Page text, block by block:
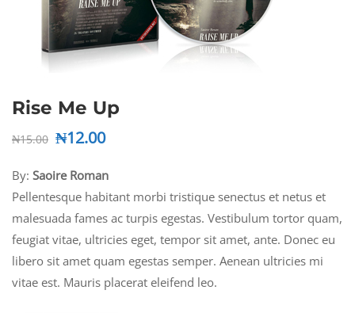
Rise Me Up
₦15.00 Original
was:
₦15.00.
₦12.00Current
is:
₦12.00.
By: Saoire Roman
Pellentesque habitant morbi tristique senectus et netus et
malesuada fames ac turpis egestas. Vestibulum tortor quam,
feugiat vitae, ultricies eget, tempor sit amet, ante. Donec eu
libero sit amet quam egestas semper. Aenean ultricies mi
vitae est. Mauris placerat eleifend leo.